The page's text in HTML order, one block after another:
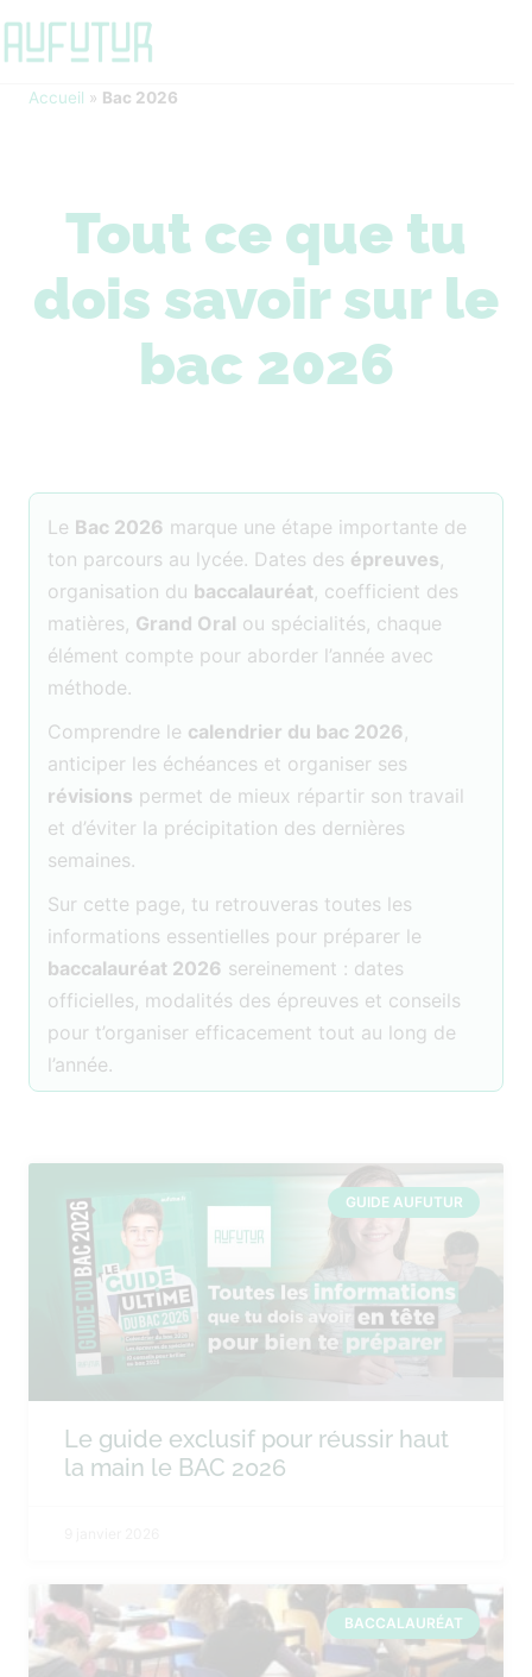
Accueil » Bac 2026
Tout ce que tu
dois savoir sur le
bac 2026
Le Bac 2026 marque une étape importante de
ton parcours au lycée. Dates des épreuves,
organisation du baccalauréat, coefficient des
matières, Grand Oral ou spécialités, chaque
élément compte pour aborder l’année avec
méthode.
Comprendre le calendrier du bac 2026,
anticiper les échéances et organiser ses
révisions permet de mieux répartir son travail
et d’éviter la précipitation des dernières
semaines.
Sur cette page, tu retrouveras toutes les
informations essentielles pour préparer le
baccalauréat 2026 sereinement : dates
officielles, modalités des épreuves et conseils
pour t’organiser efficacement tout au long de
l’année.
GUIDE AUFUTUR
Le guide exclusif pour réussir haut
la main le BAC 2026
BACCALAURÉAT